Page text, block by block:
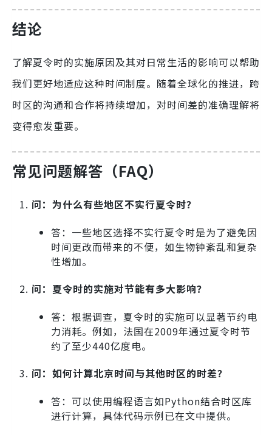
结论
了解夏令时的实施原因及其对日常生活的影响可以帮助
我们更好地适应这种时间制度。随着全球化的推进，跨
时区的沟通和合作将持续增加，对时间差的准确理解将
变得愈发重要。
常见问题解答（FAQ）
问：为什么有些地区不实行夏令时？
答：一些地区选择不实行夏令时是为了避免因
时间更改而带来的不便，如生物钟紊乱和复杂
性增加。
问：夏令时的实施对节能有多大影响？
答：根据调查，夏令时的实施可以显著节约电
力消耗。例如，法国在2009年通过夏令时节
约了至少440亿度电。
问：如何计算北京时间与其他时区的时差？
答：可以使用编程语言如Python结合时区库
进行计算，具体代码示例已在文中提供。